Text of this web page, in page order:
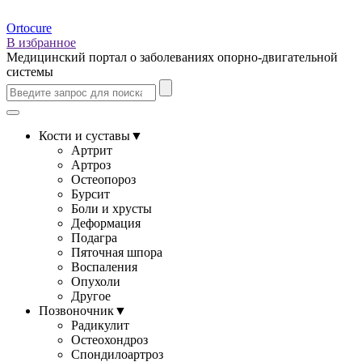
Ortocure
В избранное
Медицинский портал о заболеваниях опорно-двигательной
системы
Кости и суставы▼
Артрит
Артроз
Остеопороз
Бурсит
Боли и хрусты
Деформация
Подагра
Пяточная шпора
Воспаления
Опухоли
Другое
Позвоночник▼
Радикулит
Остеохондроз
Спондилоартроз